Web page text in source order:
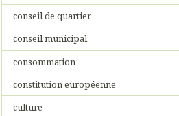
conseil de quartier
conseil municipal
consommation
constitution européenne
culture